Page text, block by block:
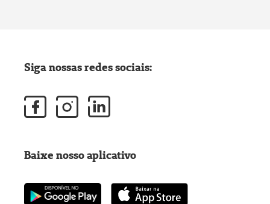
Siga nossas redes sociais:
Baixe nosso aplicativo